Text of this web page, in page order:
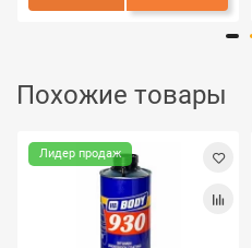
Похожие товары
Лидер продаж